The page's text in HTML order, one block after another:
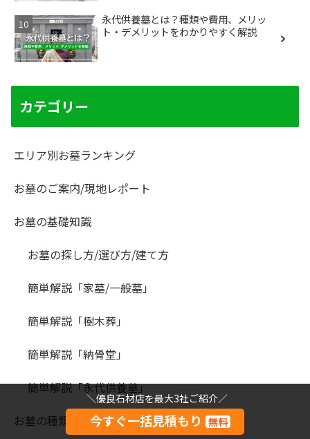
永代供養墓とは？種類や費用、メリッ
ト・デメリットをわかりやすく解説
カテゴリー
エリア別お墓ランキング
お墓のご案内/現地レポート
お墓の基礎知識
お墓の探し方/選び方/建て方
簡単解説「家墓/一般墓」
簡単解説「樹木葬」
簡単解説「納骨堂」
簡単解説「永代供養墓」
お墓の種類/霊園墓地と墓石
＼優良石材店を最大3社ご紹介／
今すぐ一括見積もり 無料